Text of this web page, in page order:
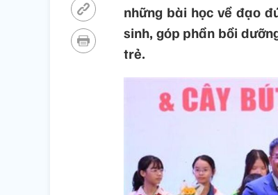
những bài học về đạo
sinh, góp phần bồi
trẻ.